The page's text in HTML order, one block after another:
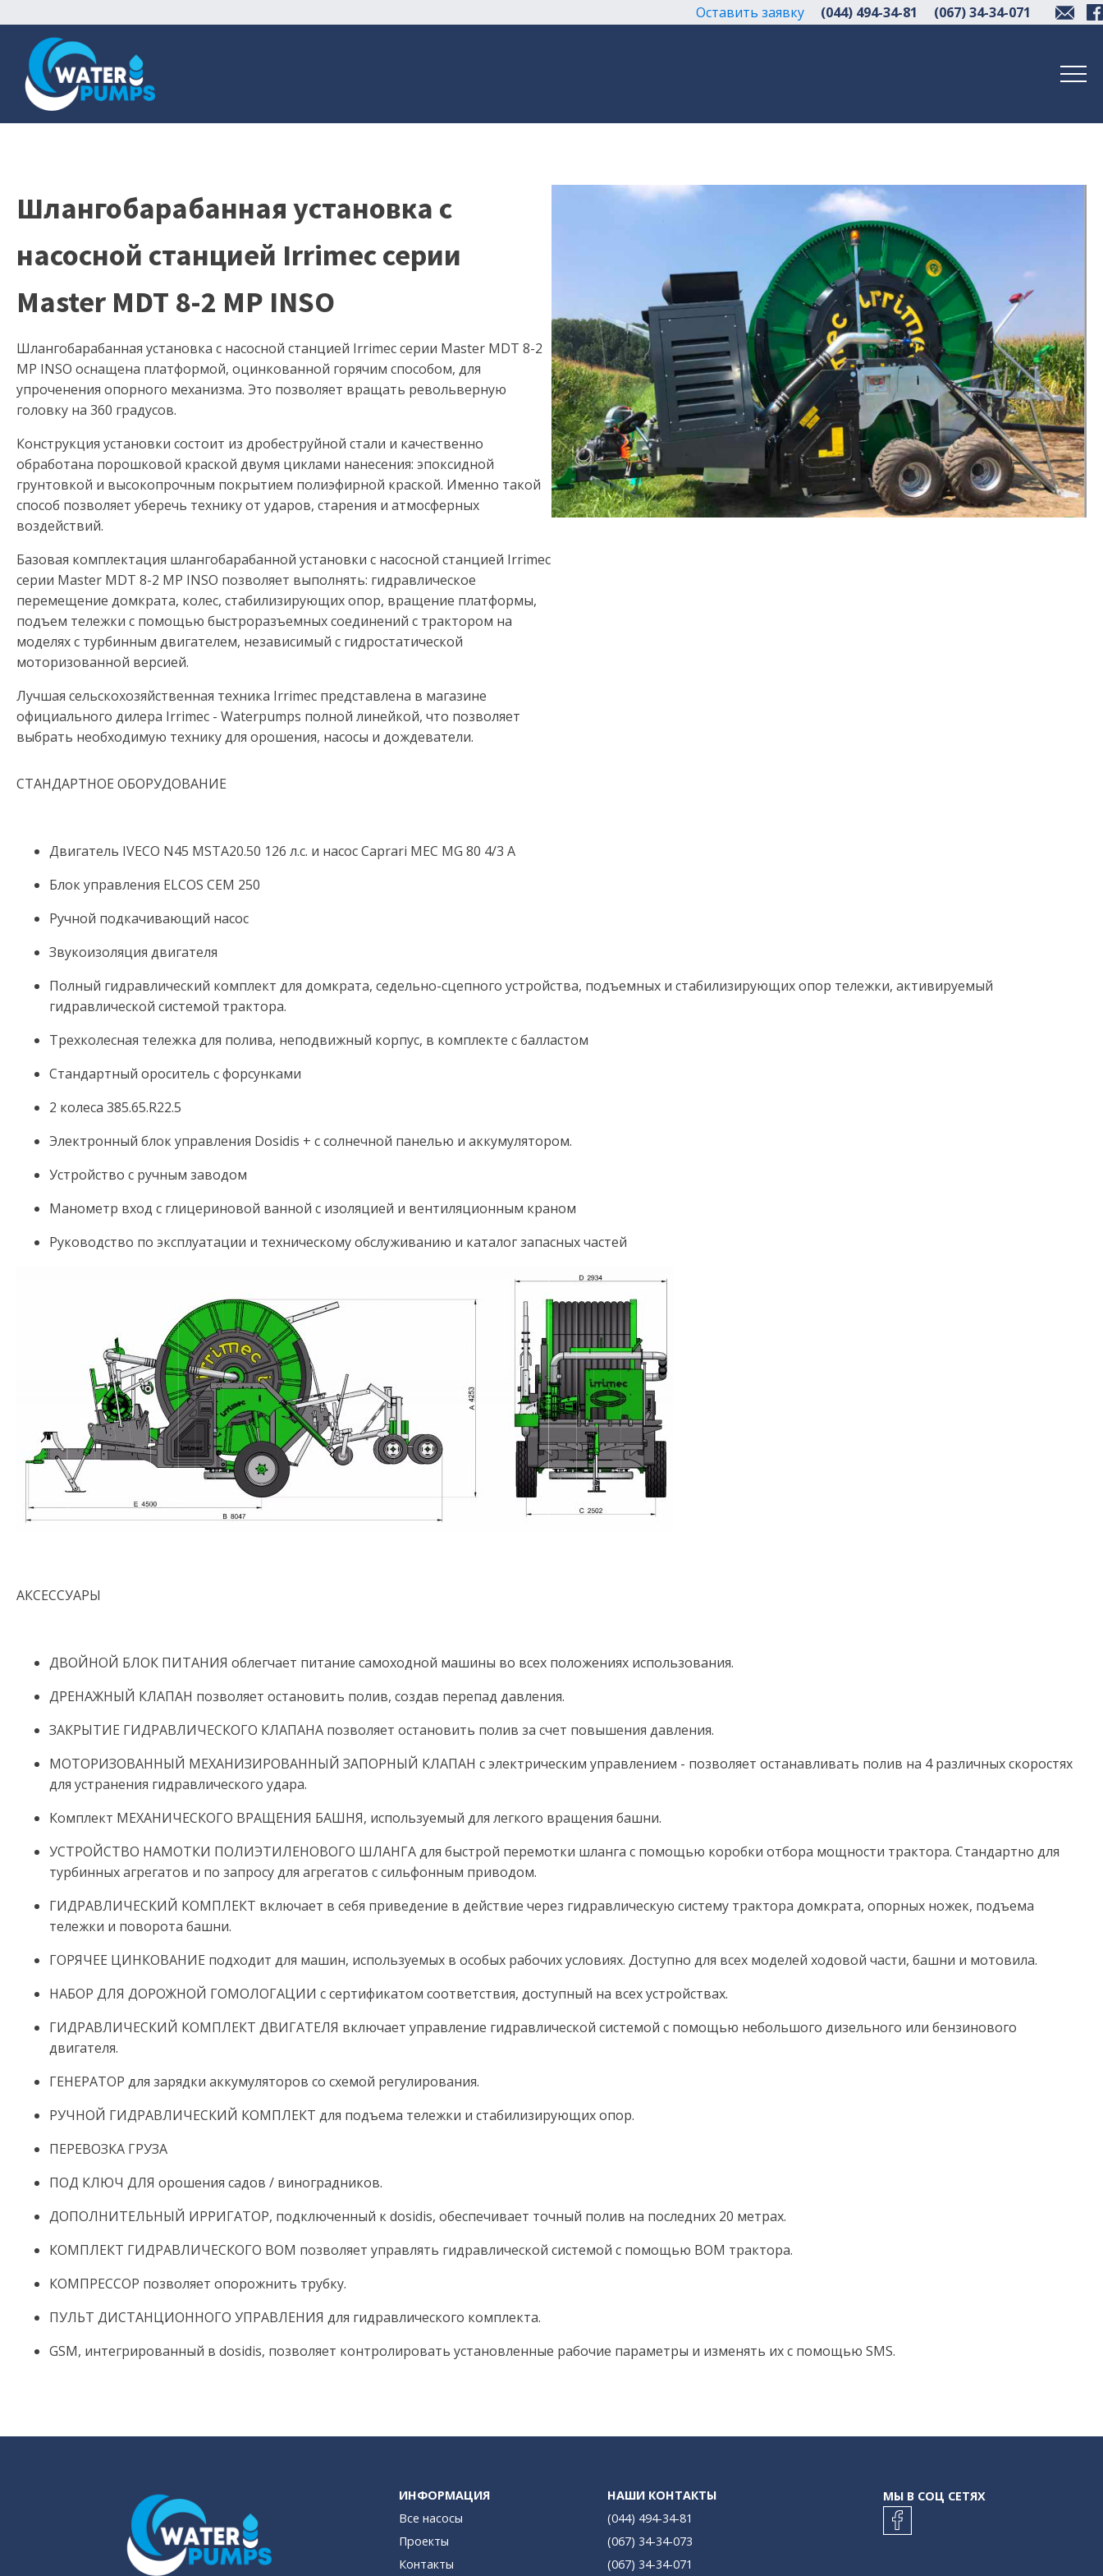
Оставить заявку (044) 494-34-81 (067) 34-34-071
Шлангобарабанная установка с
насосной станцией Irrimec серии
Master MDT 8-2 MP INSO
Шлангобарабанная установка с насосной станцией Irrimec серии Master MDT 8-2
MP INSO оснащена платформой, оцинкованной горячим способом, для
упроченения опорного механизма. Это позволяет вращать револьверную
головку на 360 градусов.
Конструкция установки состоит из дробеструйной стали и качественно
обработана порошковой краской двумя циклами нанесения: эпоксидной
грунтовкой и высокопрочным покрытием полиэфирной краской. Именно такой
способ позволяет уберечь технику от ударов, старения и атмосферных
воздействий.
Базовая комплектация шлангобарабанной установки с насосной станцией Irrimec
серии Master MDT 8-2 MP INSO позволяет выполнять: гидравлическое
перемещение домкрата, колес, стабилизирующих опор, вращение платформы,
подъем тележки с помощью быстроразъемных соединений с трактором на
моделях с турбинным двигателем, независимый с гидростатической
моторизованной версией.
Лучшая сельскохозяйственная техника Irrimec представлена в магазине
официального дилера Irrimec - Waterpumps полной линейкой, что позволяет
выбрать необходимую технику для орошения, насосы и дождеватели.
СТАНДАРТНОЕ ОБОРУДОВАНИЕ
Двигатель IVECO N45 MSTA20.50 126 л.с. и насос Caprari MEC MG 80 4/3 A
Блок управления ELCOS CEM 250
Ручной подкачивающий насос
Звукоизоляция двигателя
Полный гидравлический комплект для домкрата, седельно-сцепного устройства, подъемных и стабилизирующих опор тележки, активируемый
гидравлической системой трактора.
Трехколесная тележка для полива, неподвижный корпус, в комплекте с балластом
Стандартный ороситель с форсунками
2 колеса 385.65.R22.5
Электронный блок управления Dosidis + с солнечной панелью и аккумулятором.
Устройство с ручным заводом
Манометр вход с глицериновой ванной с изоляцией и вентиляционным краном
Руководство по эксплуатации и техническому обслуживанию и каталог запасных частей
АКСЕССУАРЫ
ДВОЙНОЙ БЛОК ПИТАНИЯ облегчает питание самоходной машины во всех положениях использования.
ДРЕНАЖНЫЙ КЛАПАН позволяет остановить полив, создав перепад давления.
ЗАКРЫТИЕ ГИДРАВЛИЧЕСКОГО КЛАПАНА позволяет остановить полив за счет повышения давления.
МОТОРИЗОВАННЫЙ МЕХАНИЗИРОВАННЫЙ ЗАПОРНЫЙ КЛАПАН с электрическим управлением - позволяет останавливать полив на 4 различных скоростях
для устранения гидравлического удара.
Комплект МЕХАНИЧЕСКОГО ВРАЩЕНИЯ БАШНЯ, используемый для легкого вращения башни.
УСТРОЙСТВО НАМОТКИ ПОЛИЭТИЛЕНОВОГО ШЛАНГА для быстрой перемотки шланга с помощью коробки отбора мощности трактора. Стандартно для
турбинных агрегатов и по запросу для агрегатов с сильфонным приводом.
ГИДРАВЛИЧЕСКИЙ КОМПЛЕКТ включает в себя приведение в действие через гидравлическую систему трактора домкрата, опорных ножек, подъема
тележки и поворота башни.
ГОРЯЧЕЕ ЦИНКОВАНИЕ подходит для машин, используемых в особых рабочих условиях. Доступно для всех моделей ходовой части, башни и мотовила.
НАБОР ДЛЯ ДОРОЖНОЙ ГОМОЛОГАЦИИ с сертификатом соответствия, доступный на всех устройствах.
ГИДРАВЛИЧЕСКИЙ КОМПЛЕКТ ДВИГАТЕЛЯ включает управление гидравлической системой с помощью небольшого дизельного или бензинового
двигателя.
ГЕНЕРАТОР для зарядки аккумуляторов со схемой регулирования.
РУЧНОЙ ГИДРАВЛИЧЕСКИЙ КОМПЛЕКТ для подъема тележки и стабилизирующих опор.
ПЕРЕВОЗКА ГРУЗА
ПОД КЛЮЧ ДЛЯ орошения садов / виноградников.
ДОПОЛНИТЕЛЬНЫЙ ИРРИГАТОР, подключенный к dosidis, обеспечивает точный полив на последних 20 метрах.
КОМПЛЕКТ ГИДРАВЛИЧЕСКОГО ВОМ позволяет управлять гидравлической системой с помощью ВОМ трактора.
КОМПРЕССОР позволяет опорожнить трубку.
ПУЛЬТ ДИСТАНЦИОННОГО УПРАВЛЕНИЯ для гидравлического комплекта.
GSM, интегрированный в dosidis, позволяет контролировать установленные рабочие параметры и изменять их с помощью SMS.
ИНФОРМАЦИЯ
Все насосы
Проекты
Контакты
НАШИ КОНТАКТЫ
(044) 494-34-81
(067) 34-34-073
(067) 34-34-071
МЫ В СОЦ СЕТЯХ